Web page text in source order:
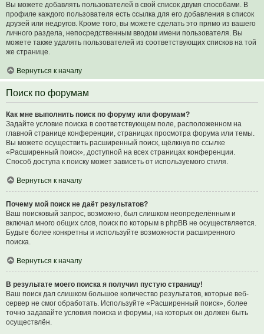
Вы можете добавлять пользователей в свой список двумя способами. В
профиле каждого пользователя есть ссылка для его добавления в список
друзей или недругов. Кроме того, вы можете сделать это прямо из вашего
личного раздела, непосредственным вводом имени пользователя. Вы
можете также удалять пользователей из соответствующих списков на той
же странице.
Вернуться к началу
Поиск по форумам
Как мне выполнить поиск по форуму или форумам?
Задайте условие поиска в соответствующем поле, расположенном на
главной странице конференции, страницах просмотра форума или темы.
Вы можете осуществить расширенный поиск, щёлкнув по ссылке
«Расширенный поиск», доступной на всех страницах конференции.
Способ доступа к поиску может зависеть от используемого стиля.
Вернуться к началу
Почему мой поиск не даёт результатов?
Ваш поисковый запрос, возможно, был слишком неопределённым и
включал много общих слов, поиск по которым в phpBB не осуществляется.
Будьте более конкретны и используйте возможности расширенного
поиска.
Вернуться к началу
В результате моего поиска я получил пустую страницу!
Ваш поиск дал слишком большое количество результатов, которые веб-
сервер не смог обработать. Используйте «Расширенный поиск», более
точно задавайте условия поиска и форумы, на которых он должен быть
осуществлён.